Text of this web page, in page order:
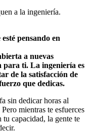
a la ingeniería.
pensando en
a nuevas
para ti. La ingeniería es
de la satisfacción de
que dedicas.
sin dedicar horas al
mientras te esfuerces
capacidad, la gente te